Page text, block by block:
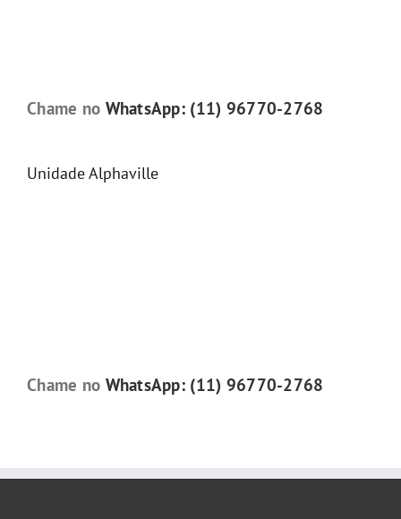
Chame no WhatsApp: (11) 96770-2768
Unidade Alphaville
Chame no WhatsApp: (11) 96770-2768